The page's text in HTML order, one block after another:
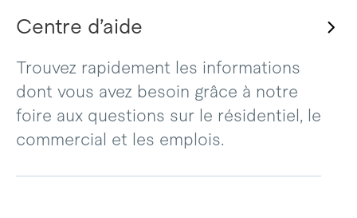
Centre d’aide
Trouvez rapidement les informations
dont vous avez besoin grâce à notre
foire aux questions sur le résidentiel, le
commercial et les emplois.